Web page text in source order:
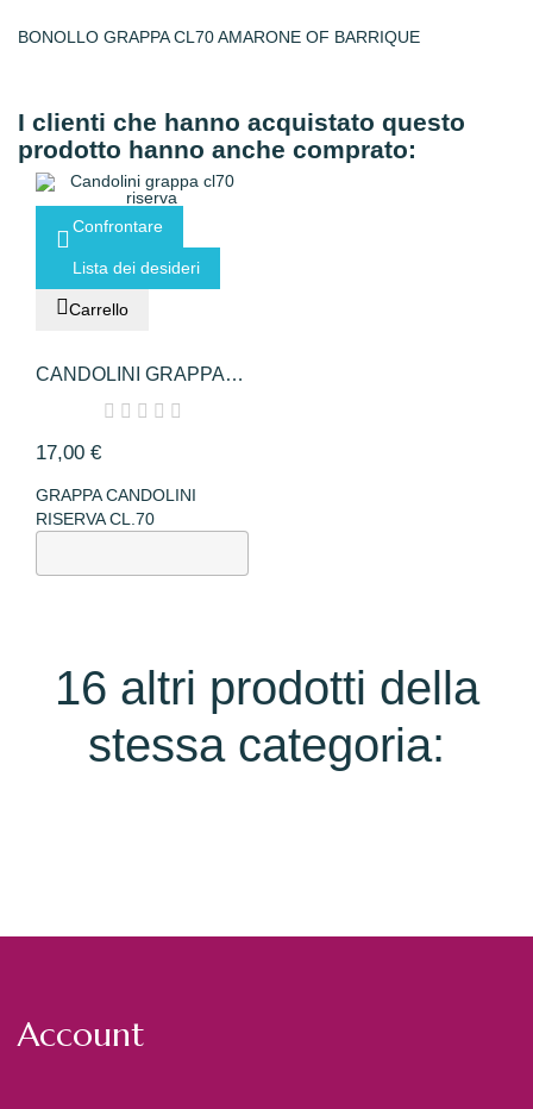
BONOLLO GRAPPA CL70 AMARONE OF BARRIQUE
I clienti che hanno acquistato questo
prodotto hanno anche comprato:
Confrontare
Lista dei desideri
Carrello
CANDOLINI GRAPPA
CL70 RISERVA
17,00 €
GRAPPA CANDOLINI
RISERVA CL.70
16 altri prodotti della
stessa categoria:
Account